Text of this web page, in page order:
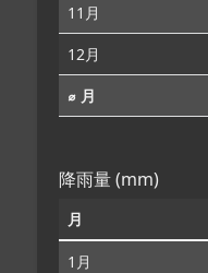
11月
12月
⌀ 月
降雨量 (mm)
月
1月